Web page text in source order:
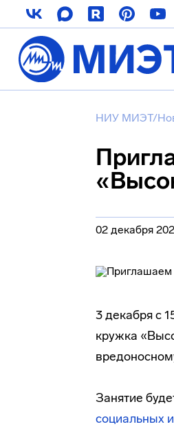
НИУ МИЭТ/
02 декабря
3 декабря с
кружка
Занятие
социальных